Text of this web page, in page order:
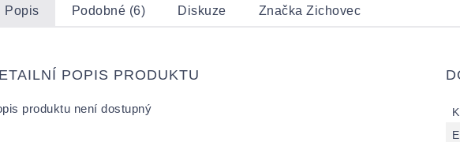
Popis Podobné (6) Diskuze Značka Zichovec
POPIS PRODUKTU
produktu není dostupný